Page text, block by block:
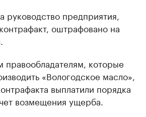
предприятия,
оштрафовано на
правообладателям, которые
«Вологодское масло»,
выплатили порядка
возмещения ущерба.